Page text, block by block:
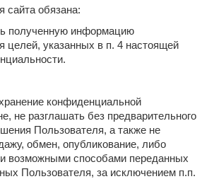
сайта обязана:
полученную информацию
целей, указанных в п. 4 настоящей
конфиденциальной
не разглашать без предварительного
Пользователя, а также не
обмен, опубликование, либо
возможными способами переданных
Пользователя, за исключением п.п.